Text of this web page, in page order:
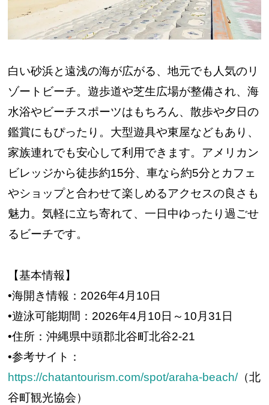
白い砂浜と遠浅の海が広がる、地元でも人気のリ
ゾートビーチ。遊歩道や芝生広場が整備され、海
水浴やビーチスポーツはもちろん、散歩や夕日の
鑑賞にもぴったり。大型遊具や東屋などもあり、
家族連れでも安心して利用できます。アメリカン
ビレッジから徒歩約15分、車なら約5分とカフェ
やショップと合わせて楽しめるアクセスの良さも
魅力。気軽に立ち寄れて、一日中ゆったり過ごせ
るビーチです。
【基本情報】
•海開き情報：2026年4月10日
•遊泳可能期間：2026年4月10日～10月31日
•住所：沖縄県中頭郡北谷町北谷2-21
•参考サイト：
https://chatantourism.com/spot/araha-beach/（北
谷町観光協会）